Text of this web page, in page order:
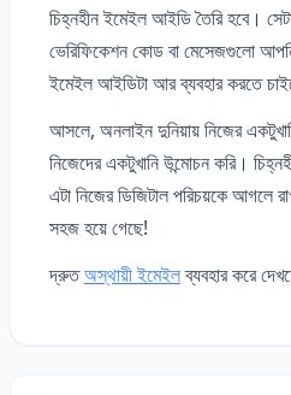
চিহ্নহীন ইমেইল আইডি তৈরি হবে।
ভেরিফিকেশন কোড বা মেসেজগুলো
ইমেইল আইডিটা আর ব্যবহার করতে
আসলে, অনলাইন দুনিয়ায় নিজের
নিজেদের একটুখানি উন্মোচন করি।
এটা নিজের ডিজিটাল পরিচয়কে আগলে
সহজ হয়ে গেছে!
দ্রুতঅস্থায়ী ইমেইলব্যবহার করে